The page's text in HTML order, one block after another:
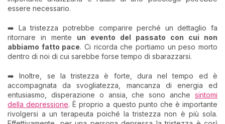
essere necessario.
➡️ La tristezza potrebbe comparire perché un dettaglio fa
ritornare in mente un evento del passato con cui non
abbiamo fatto pace. Ci ricorda che portiamo un peso morto
dentro di noi di cui sarebbe forse tempo di sbarazzarsi.
➡️ Inoltre, se la tristezza è forte, dura nel tempo ed è
accompagnata da svogliatezza, mancanza di energia ed
entusiasmo, disperazione o ansia, che sono anche sintomi
della depressione. È proprio a questo punto che è importante
rivolgersi a un terapeuta poiché la tristezza non è più sola.